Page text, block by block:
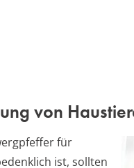
von
für
ist, sollten